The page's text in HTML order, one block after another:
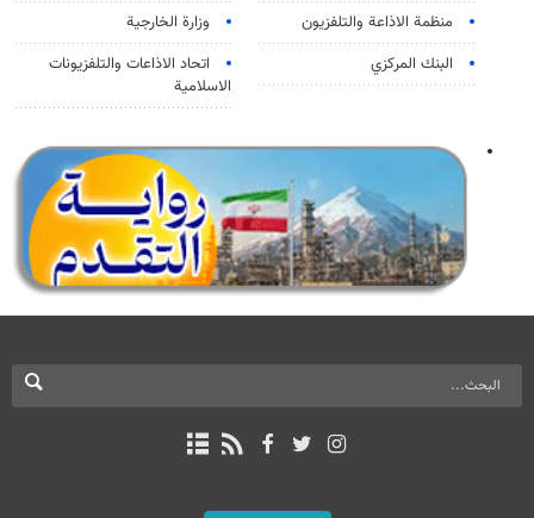
منظمة الاذاعة والتلفزیون
وزارة الخارجية
البنك المركزي
اتحاد الاذاعات والتلفزيونات
الاسلامية